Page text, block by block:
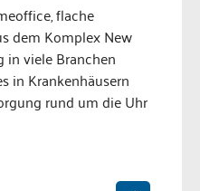
flache
dem Komplex New
in viele Branchen
in Krankenhäusern
rund um die Uhr